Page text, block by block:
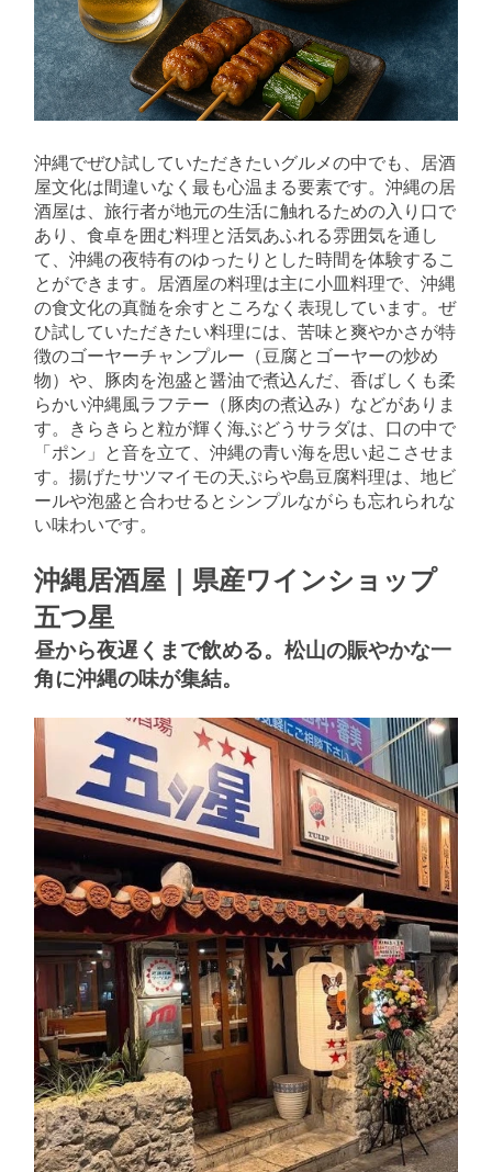
沖縄でぜひ試していただきたいグルメの中でも、居酒
屋文化は間違いなく最も心温まる要素です。沖縄の居
酒屋は、旅行者が地元の生活に触れるための入り口で
あり、食卓を囲む料理と活気あふれる雰囲気を通し
て、沖縄の夜特有のゆったりとした時間を体験するこ
とができます。居酒屋の料理は主に小皿料理で、沖縄
の食文化の真髄を余すところなく表現しています。ぜ
ひ試していただきたい料理には、苦味と爽やかさが特
徴のゴーヤーチャンプルー（豆腐とゴーヤーの炒め
物）や、豚肉を泡盛と醤油で煮込んだ、香ばしくも柔
らかい沖縄風ラフテー（豚肉の煮込み）などがありま
す。きらきらと粒が輝く海ぶどうサラダは、口の中で
「ポン」と音を立て、沖縄の青い海を思い起こさせま
す。揚げたサツマイモの天ぷらや島豆腐料理は、地ビ
ールや泡盛と合わせるとシンプルながらも忘れられな
い味わいです。
沖縄居酒屋｜県産ワインショップ
五つ星
昼から夜遅くまで飲める。松山の賑やかな一
角に沖縄の味が集結。